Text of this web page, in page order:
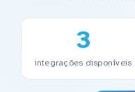
3
integrações disponíveis